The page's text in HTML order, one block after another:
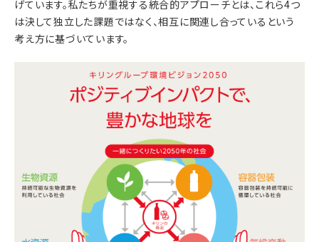
げています。私たちが重視する統合的アプローチとは、これら4つ
は決して独立した課題ではなく、相互に関連し合っているという
考え方に基づいています。